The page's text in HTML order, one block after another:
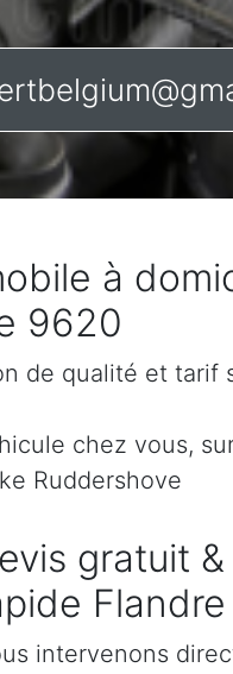
à
9620
de qualité et tarif
chez vous,
Ruddershove
gratuit
intervenons